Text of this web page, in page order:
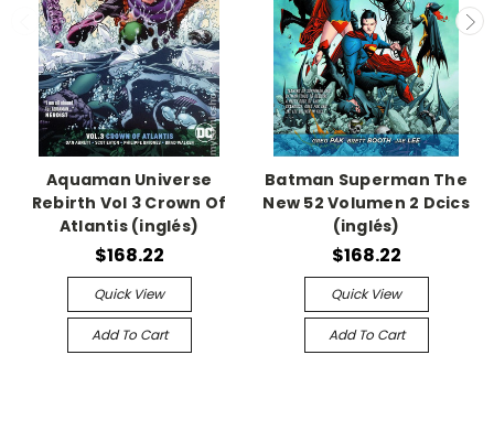
Aquaman Universe
Rebirth Vol 3 Crown Of
Atlantis (inglés)
$168.22
Quick View
Add To Cart
Batman Superman The
New 52 Volumen 2 Dcics
(inglés)
$168.22
Quick View
Add To Cart